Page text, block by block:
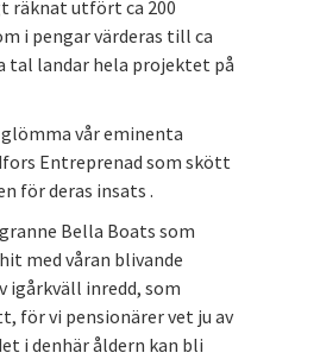
räknat utfört ca 200
i pengar värderas till ca
tal landar hela projektet på
vår eminenta
Entreprenad som skött
för deras insats .
Bella Boats som
med våran blivande
igårkväll inredd, som
för vi pensionärer vet ju av
i denhär åldern kan bli